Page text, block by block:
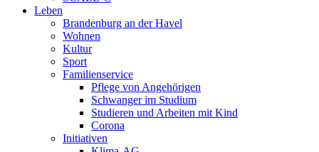
Leben
Brandenburg an der Havel
Wohnen
Kultur
Sport
Familienservice
Pflege von Angehörigen
Schwanger im Studium
Studieren und Arbeiten mit Kind
Corona
Initiativen